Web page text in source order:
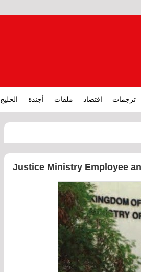
ترجمات اقتصاد ملفات أجندة الخليج
Justice Ministry Employee